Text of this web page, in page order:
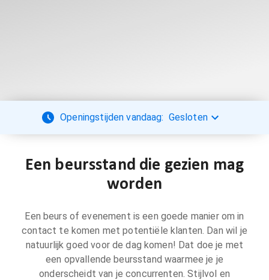
Openingstijden vandaag: Gesloten
Een beursstand die gezien mag
worden
Een beurs of evenement is een goede manier om in
contact te komen met potentiële klanten. Dan wil je
natuurlijk goed voor de dag komen! Dat doe je met
een opvallende beursstand waarmee je je
onderscheidt van je concurrenten. Stijlvol en